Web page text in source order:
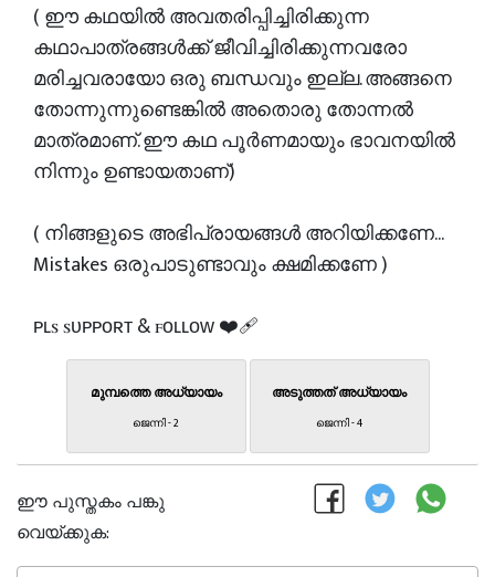
( ഈ കഥയിൽ അവതരിപ്പിച്ചിരിക്കുന്ന
കഥാപാത്രങ്ങൾക്ക് ജീവിച്ചിരിക്കുന്നവരോ
മരിച്ചവരായോ ഒരു ബന്ധവും ഇല്ല. അങ്ങനെ
തോന്നുന്നുണ്ടെങ്കിൽ അതൊരു തോന്നൽ
മാത്രമാണ്. ഈ കഥ പൂർണമായും ഭാവനയിൽ
നിന്നും ഉണ്ടായതാണ്)
( നിങ്ങളുടെ അഭിപ്രായങ്ങൾ അറിയിക്കണേ...
Mistakes ഒരുപാടുണ്ടാവും ക്ഷമിക്കണേ )
ᴩʟꜱ ꜱᴜᴩᴩᴏʀᴛ & ꜰᴏʟʟᴏᴡ ❤‍🩹
മുമ്പത്തെ അധ്യായം
ജെന്നി - 2
അടുത്തത് അധ്യായം
ജെന്നി - 4
ഈ പുസ്തകം പങ്കു
വെയ്ക്കുക: